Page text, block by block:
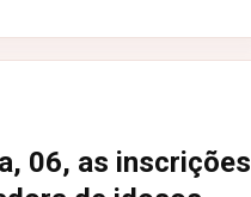
06, as inscrições